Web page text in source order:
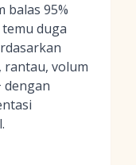
balas 95%
duga
volum
dengan